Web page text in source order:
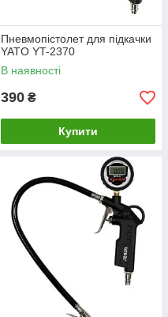
Пневмопістолет для підкачки
YATO YT-2370
В наявності
390 ₴
Купити